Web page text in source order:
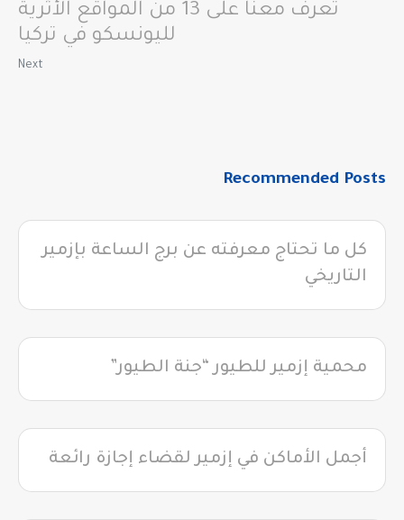
تعرف معنا على 13 من المواقع الأثرية
لليونسكو في تركيا
Next
Recommended Posts
كل ما تحتاج معرفته عن برج الساعة بإزمير
التاريخي
محمية إزمير للطيور “جنة الطيور”
أجمل الأماكن في إزمير لقضاء إجازة رائعة